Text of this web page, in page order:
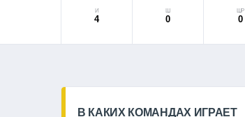
И
4 0
ШР
0
В КАКИХ КОМАНДАХ ИГРАЕТ